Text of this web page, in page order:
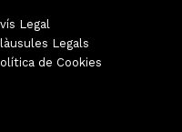
Legal
Legals
de Cookies
Tàrrega edita un
història dels gegants
en el marc de la